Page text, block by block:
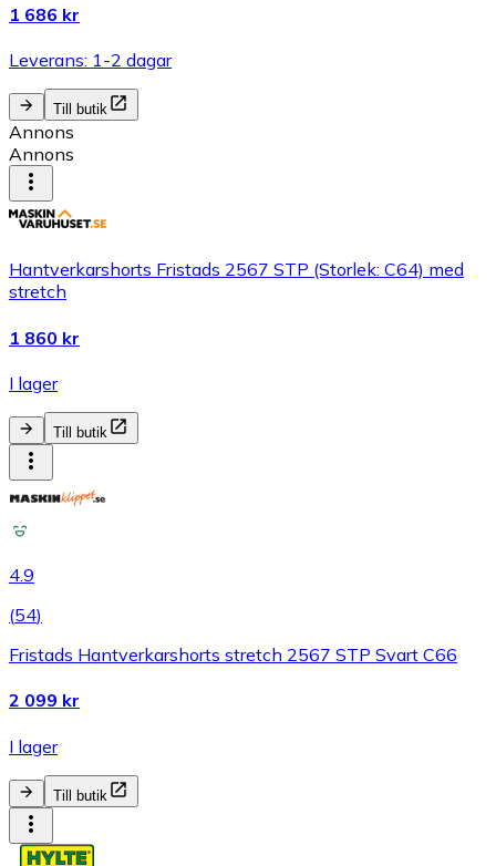
1 686 kr
Leverans: 1-2 dagar
Till butik
Annons
Annons
Hantverkarshorts Fristads 2567 STP (Storlek: C64) med
stretch
1 860 kr
I lager
Till butik
4.9
(54)
Fristads Hantverkarshorts stretch 2567 STP Svart C66
2 099 kr
I lager
Till butik